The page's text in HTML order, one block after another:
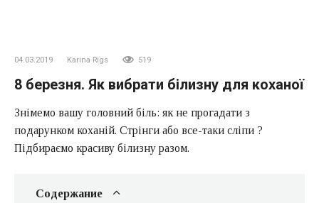
04.03.2019 Karina Rigs 519
8 березня. Як вибрати білизну для коханої
Знімемо вашу головний біль: як не прогадати з
подарунком коханій. Стрінги або все-таки сліпи ?
Підбираємо красиву білизну разом.
Содержание